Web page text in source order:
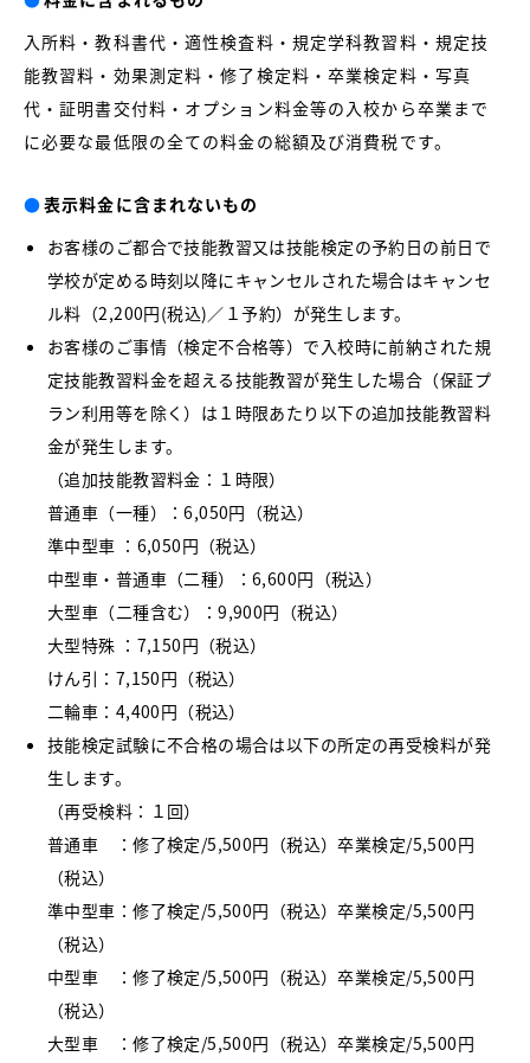
入所料・教科書代・適性検査料・規定学科教習料・規定技
能教習料・効果測定料・修了検定料・卒業検定料・写真
代・証明書交付料・オプション料金等の入校から卒業まで
に必要な最低限の全ての料金の総額及び消費税です。
●表示料金に含まれないもの
お客様のご都合で技能教習又は技能検定の予約日の前日で
学校が定める時刻以降にキャンセルされた場合はキャンセ
ル料（2,200円(税込)／１予約）が発生します。
お客様のご事情（検定不合格等）で入校時に前納された規
定技能教習料金を超える技能教習が発生した場合（保証プ
ラン利用等を除く）は１時限あたり以下の追加技能教習料
金が発生します。
（追加技能教習料金：１時限）
普通車（一種）：6,050円（税込）
準中型車 ：6,050円（税込）
中型車・普通車（二種）：6,600円（税込）
大型車（二種含む）：9,900円（税込）
大型特殊 ：7,150円（税込）
けん引：7,150円（税込）
二輪車：4,400円（税込）
技能検定試験に不合格の場合は以下の所定の再受検料が発
生します。
（再受検料：１回）
普通車 ：修了検定/5,500円（税込）卒業検定/5,500円
（税込）
準中型車：修了検定/5,500円（税込）卒業検定/5,500円
（税込）
中型車 ：修了検定/5,500円（税込）卒業検定/5,500円
（税込）
大型車 ：修了検定/5,500円（税込）卒業検定/5,500円